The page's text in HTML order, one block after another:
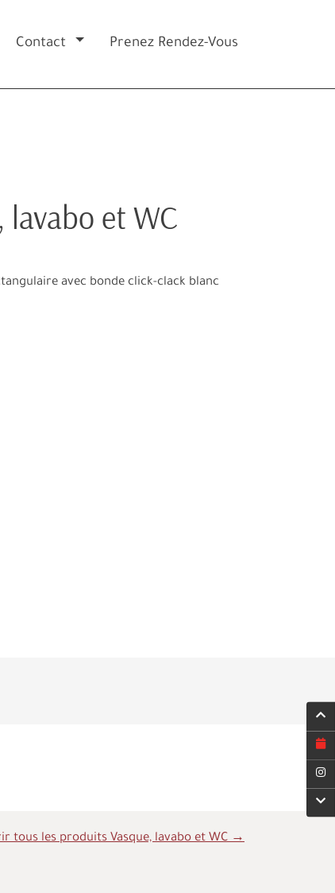
lavabo et WC
avec bonde click-clack blanc
tous les produits Vasque, lavabo et WC →
Contact Prenez Rendez-Vous